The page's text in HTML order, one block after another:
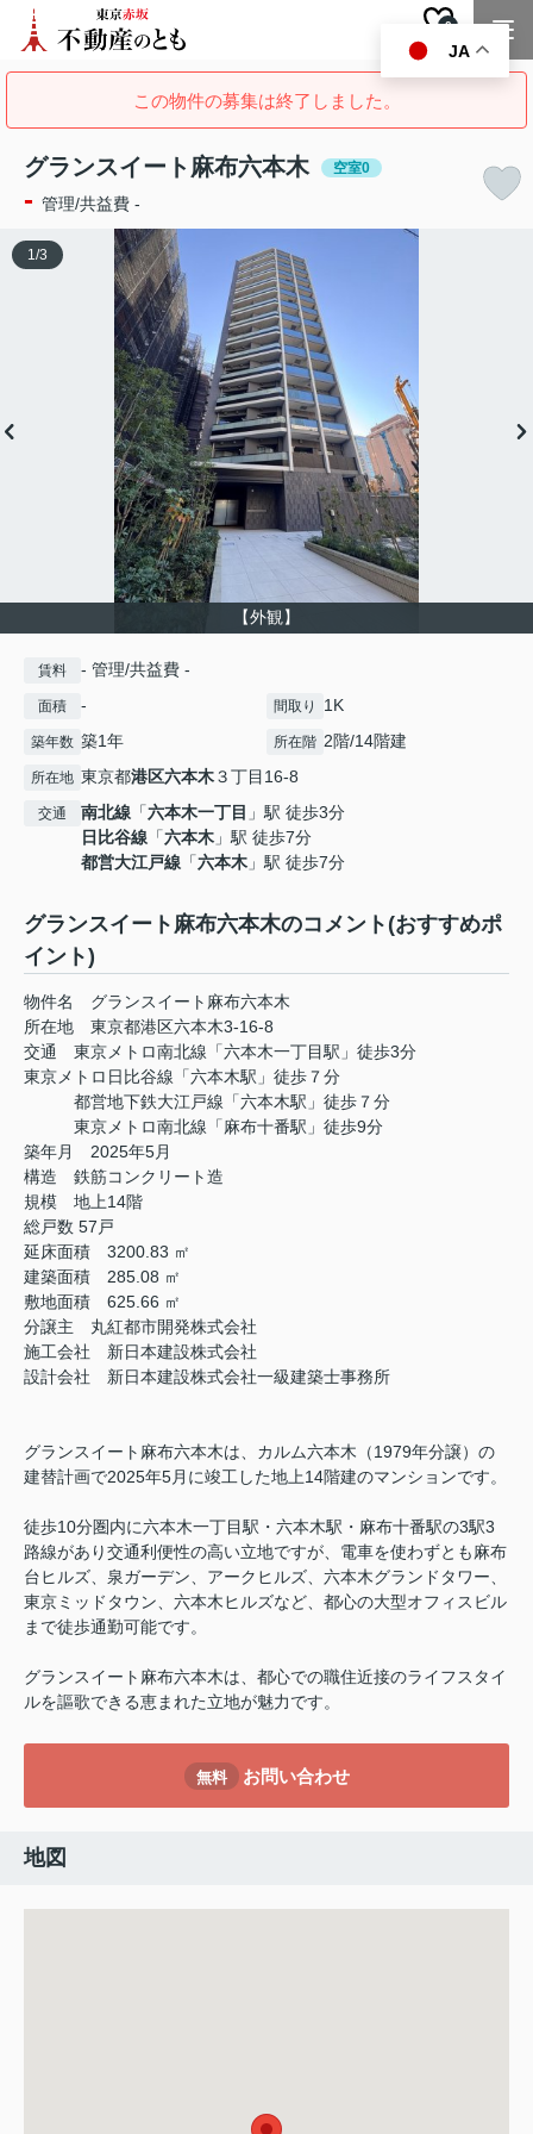
お気に入り
0
この物件の募集は終了しました。
グランスイート麻布六本木 空室0
- 管理/共益費 -
【外観】
1/3
賃料 - 管理/共益費 -
面積 - 間取り 1K
築年数 築1年 所在階 2階/14階建
所在地 東京都港区六本木３丁目16-8
交通 南北線 「六本木一丁目 」駅 徒歩3分
日比谷線 「六本木 」駅 徒歩7分
都営大江戸線 「六本木 」駅 徒歩7分
グランスイート麻布六本木のコメント(おすすめポ
イント)
物件名 グランスイート麻布六本木
所在地 東京都港区六本木3-16-8
交通 東京メトロ南北線「六本木一丁目駅」徒歩3分
東京メトロ日比谷線「六本木駅」徒歩７分
都営地下鉄大江戸線「六本木駅」徒歩７分
東京メトロ南北線「麻布十番駅」徒歩9分
築年月 2025年5月
構造 鉄筋コンクリート造
規模 地上14階
総戸数 57戸
延床面積 3200.83 ㎡
建築面積 285.08 ㎡
敷地面積 625.66 ㎡
分譲主 丸紅都市開発株式会社
施工会社 新日本建設株式会社
設計会社 新日本建設株式会社一級建築士事務所
グランスイート麻布六本木は、カルム六本木（1979年分譲）の
建替計画で2025年5月に竣工した地上14階建のマンションです。
徒歩10分圏内に六本木一丁目駅・六本木駅・麻布十番駅の3駅3
路線があり交通利便性の高い立地ですが、電車を使わずとも麻布
台ヒルズ、泉ガーデン、アークヒルズ、六本木グランドタワー、
東京ミッドタウン、六本木ヒルズなど、都心の大型オフィスビル
まで徒歩通勤可能です。
グランスイート麻布六本木は、都心での職住近接のライフスタイ
ルを謳歌できる恵まれた立地が魅力です。
無料 お問い合わせ
地図
JA